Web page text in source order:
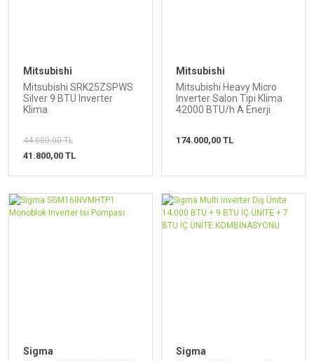
Mitsubishi
Mitsubishi SRK25ZSPWS
Silver 9 BTU Inverter
Klima
44.000,00 TL
41.800,00 TL
Mitsubishi
Mitsubishi Heavy Micro
Inverter Salon Tipi Klima
42000 BTU/h A Enerji
174.000,00 TL
Sigma
Sigma